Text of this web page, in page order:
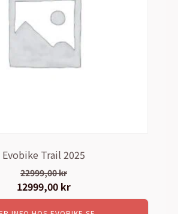
Evobike Trail 2025
22999,00kr
Det
ursprungliga
12999,00 kr
nuvarande